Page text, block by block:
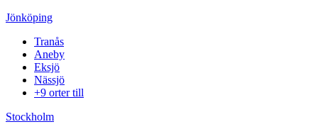
Jönköping
Tranås
Aneby
Eksjö
Nässjö
+9 orter till
Stockholm